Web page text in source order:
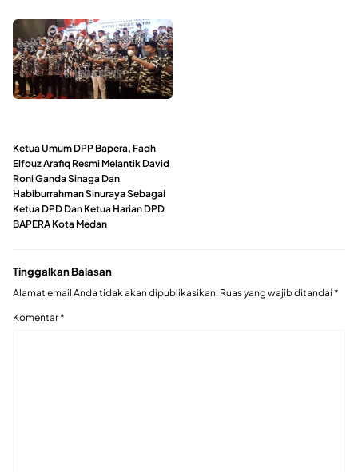
Ketua Umum DPP Bapera, Fadh
Elfouz Arafiq Resmi Melantik David
Roni Ganda Sinaga Dan
Habiburrahman Sinuraya Sebagai
Ketua DPD Dan Ketua Harian DPD
BAPERA Kota Medan
Tinggalkan Balasan
Alamat email Anda tidak akan dipublikasikan. Ruas yang wajib ditandai *
Komentar*